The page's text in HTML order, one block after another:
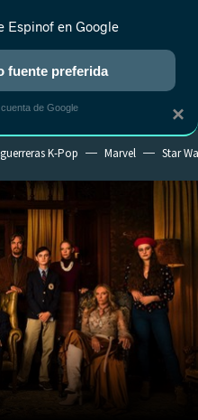
ANIME RANKINGS CINE
K-Pop Marvel Star
×
Espinof en Google
fuente preferida
de Google